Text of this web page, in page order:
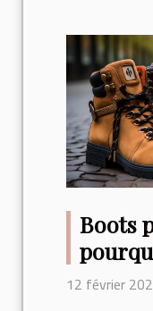
Boots
porter
12 février